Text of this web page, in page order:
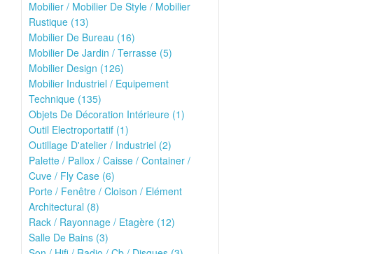
Mobilier / Mobilier De Style / Mobilier
Rustique (13)
Mobilier De Bureau (16)
Mobilier De Jardin / Terrasse (5)
Mobilier Design (126)
Mobilier Industriel / Equipement
Technique (135)
Objets De Décoration Intérieure (1)
Outil Electroportatif (1)
Outillage D'atelier / Industriel (2)
Palette / Pallox / Caisse / Container /
Cuve / Fly Case (6)
Porte / Fenêtre / Cloison / Elément
Architectural (8)
Rack / Rayonnage / Etagère (12)
Salle De Bains (3)